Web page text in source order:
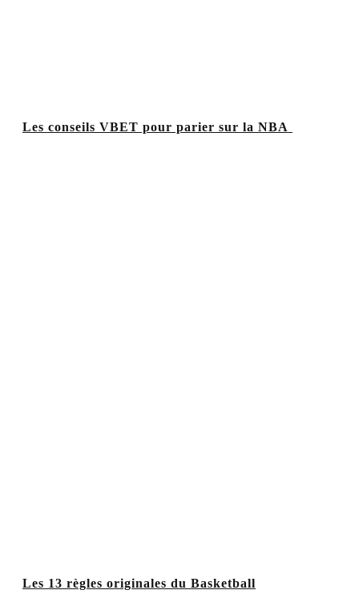
Les conseils VBET pour parier sur la NBA
Les 13 règles originales du Basketball